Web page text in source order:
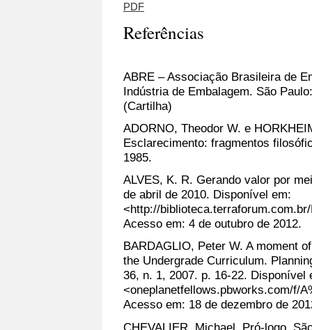
PDF
Referências
ABRE – Associação Brasileira de
Indústria de Embalagem. São
(Cartilha)
ADORNO, Theodor W. e
Esclarecimento: fragmentos
1985.
ALVES, K. R. Gerando valor por
de abril de 2010. Disponível em:
<http://
Acesso em: 4 de outubro de 2012.
BARDAGLIO, Peter W. A moment
the Undergrade Curriculum.
36, n. 1, 2007. p. 16-22. Disponível
<oneplanetfellows.pbworks.com/f/
Acesso em: 18 de dezembro de
CHEVALIER, Michael. Pró-logo.